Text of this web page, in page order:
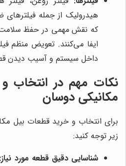
هیدرولیک از جمله
که نقش مهمی در حفظ
ایفا می‌کنند. تعویض منظم
داخل سیستم و آسیب دیدن
نکات مهم در انتخاب
مکانیکی دوسان
برای انتخاب و خرید قطعات بیل
زیر توجه کنید:
شناسایی دقیق قطعه مورد نیاز: